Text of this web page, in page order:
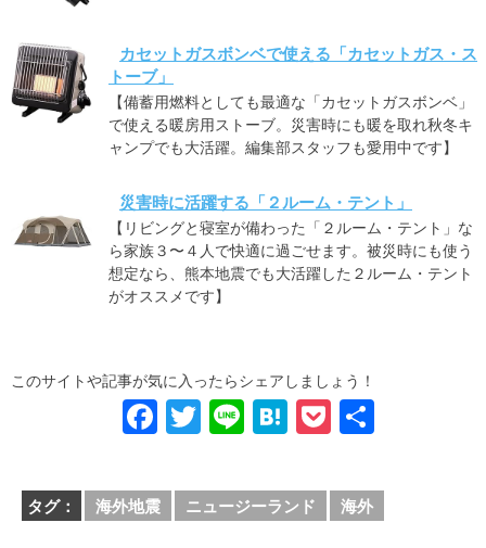
カセットガスボンベで使える「カセットガス・ス
トーブ」
【備蓄用燃料としても最適な「カセットガスボンベ」
で使える暖房用ストーブ。災害時にも暖を取れ秋冬キ
ャンプでも大活躍。編集部スタッフも愛用中です】
災害時に活躍する「２ルーム・テント」
【リビングと寝室が備わった「２ルーム・テント」な
ら家族３〜４人で快適に過ごせます。被災時にも使う
想定なら、熊本地震でも大活躍した２ルーム・テント
がオススメです】
このサイトや記事が気に入ったらシェアしましょう！
F
a
c
e
T
wi
tt
er
Li
n
e
H
at
e
n
P
o
ck
et
タグ： 海外地震 ニュージーランド 海外